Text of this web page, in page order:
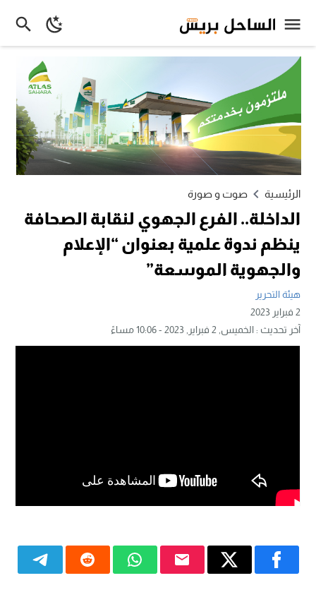
الرئيسية صوت و صورة
الداخلة.. الفرع الجهوي لنقابة الصحافة
ينظم ندوة علمية بعنوان “الإعلام
والجهوية الموسعة”
هيئة التحرير
2 فبراير 2023
آخر تحديث :الخميس, 2 فبراير, 2023 - 10:06 مساءً